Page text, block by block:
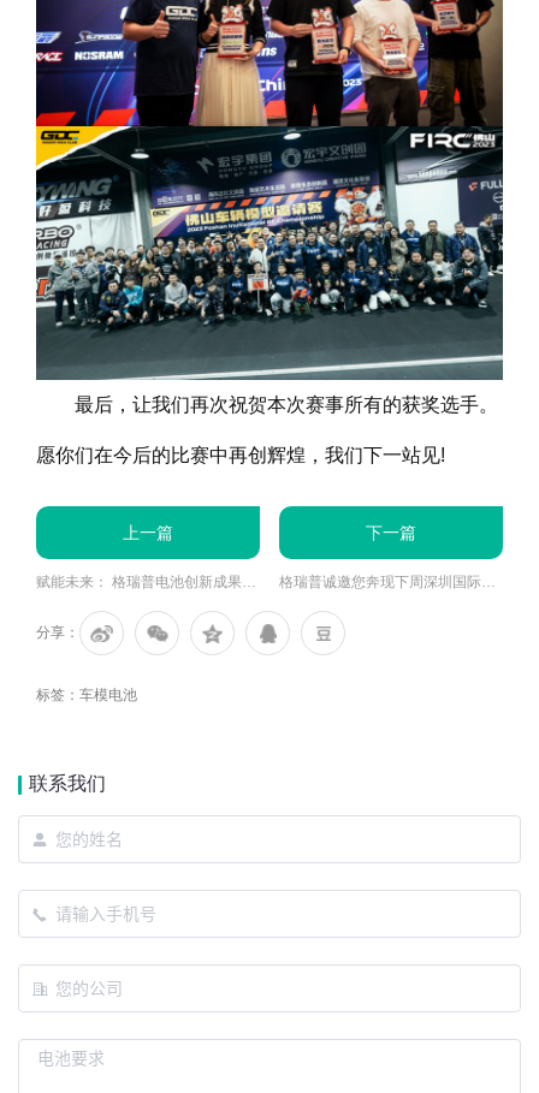
最后，让我们再次祝贺本次赛事所有的获奖选手。
愿你们在今后的比赛中再创辉煌，我们下一站见!
上一篇
赋能未来： 格瑞普电池创新成果将亮相2024年CES消费类电子展
下一篇
格瑞普诚邀您奔现下周深圳国际高交会
分享：
标签： 车模电池
联系我们